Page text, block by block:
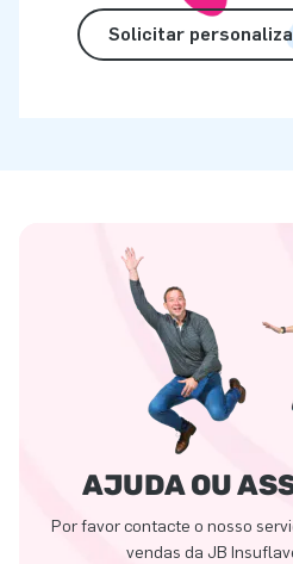
Solicitar
AJUDA OU
Por favor contacte o nosso
vendas da JB